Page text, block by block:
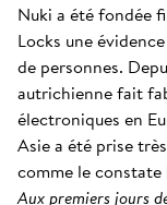
Nuki a été fondée
Locks une
de personnes.
autrichienne fait
électroniques en
Asie a été prise
comme le
Aux premiers jours